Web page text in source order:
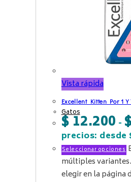
Vista rápida
Excellent Kitten Por 1 Y
Gatos
$12.200 -
precios: desde
Seleccionar opciones
múltiples
elegir en la página